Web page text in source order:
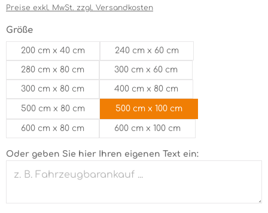
Preise exkl. MwSt. zzgl. Versandkosten
Größeauswählen
200 cm x 40 cm 240 cm x 60 cm
280 cm x 80 cm 300 cm x 60 cm
300 cm x 80 cm 400 cm x 80 cm
500 cm x 80 cm 500 cm x 100 cm
600 cm x 80 cm 600 cm x 100 cm
Oder geben Sie hier Ihren eigenen Text ein: